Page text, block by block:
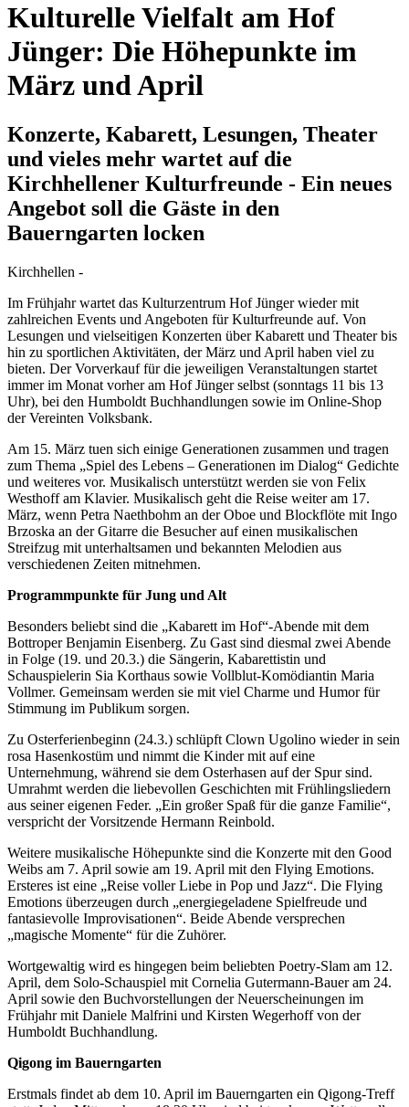
Kulturelle Vielfalt am Hof
Jünger: Die Höhepunkte im
März und April
Konzerte, Kabarett, Lesungen, Theater
und vieles mehr wartet auf die
Kirchhellener Kulturfreunde - Ein neues
Angebot soll die Gäste in den
Bauerngarten locken
Kirchhellen -
Im Frühjahr wartet das Kulturzentrum Hof Jünger wieder mit
zahlreichen Events und Angeboten für Kulturfreunde auf. Von
Lesungen und vielseitigen Konzerten über Kabarett und Theater bis
hin zu sportlichen Aktivitäten, der März und April haben viel zu
bieten. Der Vorverkauf für die jeweiligen Veranstaltungen startet
immer im Monat vorher am Hof Jünger selbst (sonntags 11 bis 13
Uhr), bei den Humboldt Buchhandlungen sowie im Online-Shop
der Vereinten Volksbank.
Am 15. März tuen sich einige Generationen zusammen und tragen
zum Thema „Spiel des Lebens – Generationen im Dialog“ Gedichte
und weiteres vor. Musikalisch unterstützt werden sie von Felix
Westhoff am Klavier. Musikalisch geht die Reise weiter am 17.
März, wenn Petra Naethbohm an der Oboe und Blockflöte mit Ingo
Brzoska an der Gitarre die Besucher auf einen musikalischen
Streifzug mit unterhaltsamen und bekannten Melodien aus
verschiedenen Zeiten mitnehmen.
Programmpunkte für Jung und Alt
Besonders beliebt sind die „Kabarett im Hof“-Abende mit dem
Bottroper Benjamin Eisenberg. Zu Gast sind diesmal zwei Abende
in Folge (19. und 20.3.) die Sängerin, Kabarettistin und
Schauspielerin Sia Korthaus sowie Vollblut-Komödiantin Maria
Vollmer. Gemeinsam werden sie mit viel Charme und Humor für
Stimmung im Publikum sorgen.
Zu Osterferienbeginn (24.3.) schlüpft Clown Ugolino wieder in sein
rosa Hasenkostüm und nimmt die Kinder mit auf eine
Unternehmung, während sie dem Osterhasen auf der Spur sind.
Umrahmt werden die liebevollen Geschichten mit Frühlingsliedern
aus seiner eigenen Feder. „Ein großer Spaß für die ganze Familie“,
verspricht der Vorsitzende Hermann Reinbold.
Weitere musikalische Höhepunkte sind die Konzerte mit den Good
Weibs am 7. April sowie am 19. April mit den Flying Emotions.
Ersteres ist eine „Reise voller Liebe in Pop und Jazz“. Die Flying
Emotions überzeugen durch „energiegeladene Spielfreude und
fantasievolle Improvisationen“. Beide Abende versprechen
„magische Momente“ für die Zuhörer.
Wortgewaltig wird es hingegen beim beliebten Poetry-Slam am 12.
April, dem Solo-Schauspiel mit Cornelia Gutermann-Bauer am 24.
April sowie den Buchvorstellungen der Neuerscheinungen im
Frühjahr mit Daniele Malfrini und Kirsten Wegerhoff von der
Humboldt Buchhandlung.
Qigong im Bauerngarten
Erstmals findet ab dem 10. April im Bauerngarten ein Qigong-Treff